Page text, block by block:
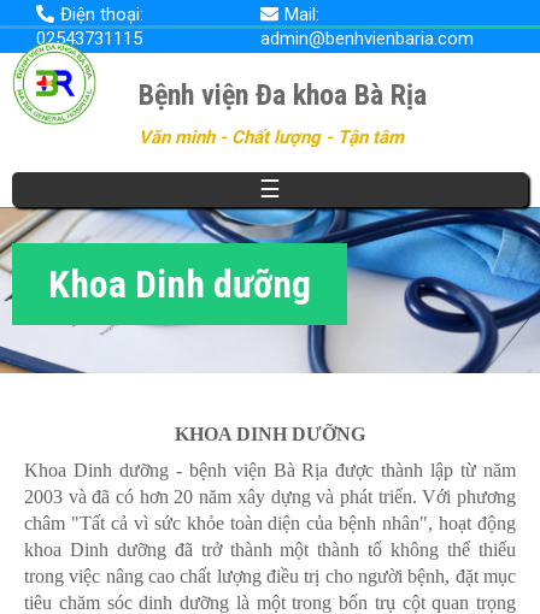
Nhảy
đến
nội
dung
Điện thoại:
02543731115
Mail:
admin@benhvienbaria.com
Bệnh viện Đa khoa Bà Rịa
Văn minh - Chất lượng - Tận tâm
☰
Khoa Dinh dưỡng
KHOA DINH DƯỠNG
Khoa Dinh dưỡng - bệnh viện Bà Rịa được thành lập từ năm
2003 và đã có hơn 20 năm xây dựng và phát triển. Với phương
châm "Tất cả vì sức khỏe toàn diện của bệnh nhân", hoạt động
khoa Dinh dưỡng đã trở thành một thành tố không thể thiếu
trong việc nâng cao chất lượng điều trị cho người bệnh, đặt mục
tiêu chăm sóc dinh dưỡng là một trong bốn trụ cột quan trọng